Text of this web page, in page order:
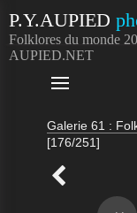
P.Y.AUPIED
Folklores du monde
AUPIED.NET

Galerie 61 :
[176/251]
